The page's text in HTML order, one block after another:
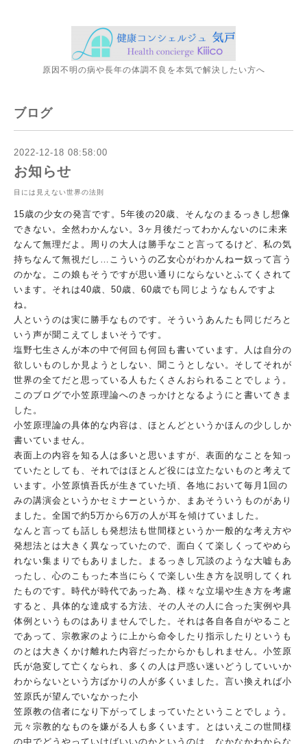
原因不明の病や長年の体調不良を本気で解決したい方へ
ブログ
2022-12-18 08:58:00
お知らせ
目には見えない世界の法則
15歳の少女の発言です。5年後の20歳、そんなのまるっきし想像
できない。全然わかんない。3ヶ月後だってわかんないのに未来
なんて無理だよ。周りの大人は勝手なこと言ってるけど、私の気
持ちなんて無視だし…こういうの乙女心がわかんねー奴って言う
のかな。この娘もそうですが思い通りにならないとふてくされて
います 。それは40歳、50歳、60歳でも同じようなもんですよ
ね。
人というのは実に勝手なものです。そういうあんたも同じだろと
い う声が聞こえてしまいそうです。
塩野七生さんが本の中で何回も何回も書いています。人は自分の
欲 しいものしか見ようとしない、聞こうとしない。そしてそれが
世界の全てだと思っている人もたくさんおられることでしょう。
このブログで小笠原理論へのきっかけとなるようにと書いてきま
し た。
小笠原理論の具体的な内容は、ほとんどというかほんの少ししか
書いていません。
表面上の内容を知る人は多いと思いますが、表面的なことを知っ
て いたとしても、それではほとんど役には立たないものと考えて
いま す。小笠原慎吾氏が生きていた頃、各地において毎月1回の
みの講演会というかセミナーというか、まあそういうものがあり
ました。 全国で約5万から6万の人が耳を傾けていました。
なんと言っても話しも発想法も世間様というか一般的な考え方や
発想法とは大きく異なっていたので、面白くて楽しくってやめら
れな い集まりでもありました。まるっきし冗談のような大嘘もあ
ったし
、心のこもった本当にらくで楽しい生き方を説明してくれ
たものです。時代が時代であった為、様々な立場や生き方を考慮
すると、具体的な達成する方法、その人その人に合った実例や具
体例というも のはありませんでした。それは各自各自がやること
であって、宗教家のように上から命令したり指示したりというも
のとは大きくかけ離れた内容だったからかもしれません。小笠原
氏が急変して亡くな られ、多くの人は戸惑い迷いどうしていいか
わからないという方ばかりの人が多くいました。 言い換えれば小
笠原氏が望んでいなかった小
笠原教の信者になり下がってしまっていたということでしょう。
元 々宗教的なものを嫌がる人も多くいます。とはいえこの世間様
の中でどうやっていけばいいのかというのは、なかなかわからな